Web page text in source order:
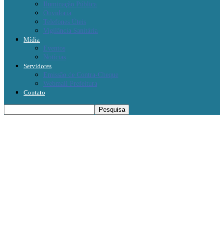
Iluminação Pública
Ouvidoria
Telefones Úteis
Vigilância Sanitária
Mídia
Eventos
Notícias
Servidores
Emissão de Contra-Cheque
Webmail Prefeitura
Contato